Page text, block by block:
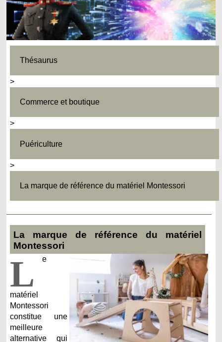
Thésaurus
>
Commerce et boutique
>
Puériculture
>
La marque de référence du matériel Montessori
La marque de référence du matériel
Montessori
L e
matériel
Montessori
constitue une
meilleure
alternative qui